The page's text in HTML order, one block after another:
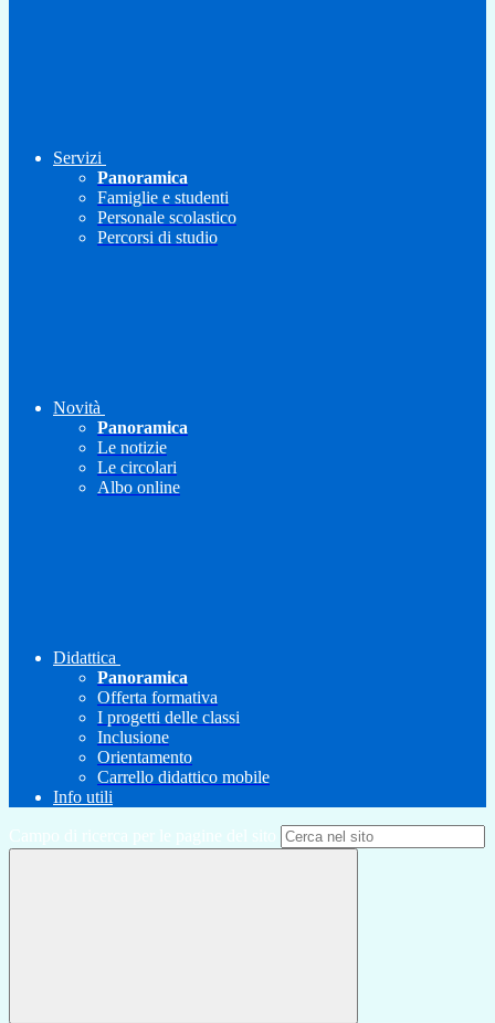
Servizi
Panoramica
Famiglie e studenti
Personale scolastico
Percorsi di studio
Novità
Panoramica
Le notizie
Le circolari
Albo online
Didattica
Panoramica
Offerta formativa
I progetti delle classi
Inclusione
Orientamento
Carrello didattico mobile
Info utili
Campo di ricerca per le pagine del sito